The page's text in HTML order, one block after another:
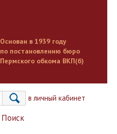
Основан в 1939 году
по постановлению бюро
Пермского обкома ВКП(б)
Вход в личный кабинет
Поиск